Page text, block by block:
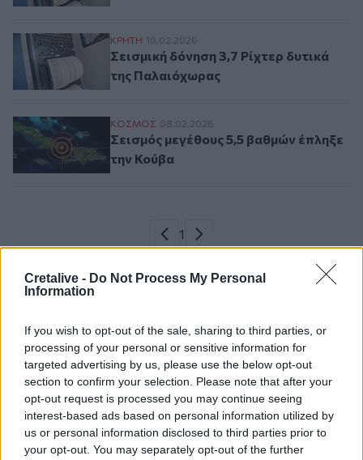
Cretalive - Do Not Process My Personal
Information
If you wish to opt-out of the sale, sharing to third parties, or
processing of your personal or sensitive information for
targeted advertising by us, please use the below opt-out
section to confirm your selection. Please note that after your
opt-out request is processed you may continue seeing
interest-based ads based on personal information utilized by
us or personal information disclosed to third parties prior to
your opt-out. You may separately opt-out of the further
Σεισμική δόνηση 3,7 Ρίχτερ δυτικά της
ΚΡΗΤΗ 10.02.2026
Σεισμική δόνηση 3,7 Ρίχτερ δυτικά
της Παλαιόχωρας
Σεισμός μεγέθους 5,5 βαθμών έπληξε την
ΚΟΣΜΟΣ 08.02.2026
Σεισμός μεγέθους 5,5 βαθμών έπληξε
την Κούβα
Σελιδοποίηση
Προηγούμενη σελίδα
Current page
1 Next page
Ροή ειδήσεων Δημοφιλή
18:45
Άκης Σκέρτσος: «Το ΠΑΣΟΚ υποκαθιστά την οικονομική
ανάλυση με πολιτική προπαγάνδα»
18:40